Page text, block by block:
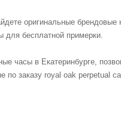
оригинальные
для бесплатной примерки.
часы в Екатеринбурге,
по заказу royal oak perpetual